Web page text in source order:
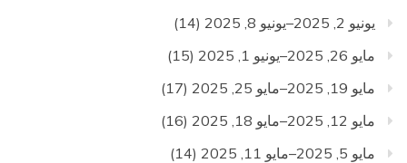
يونيو 2, 2025–يونيو 8, 2025
(14)
مايو 26, 2025–يونيو 1, 2025
(15)
مايو 19, 2025–مايو 25, 2025
(17)
مايو 12, 2025–مايو 18, 2025
(16)
مايو 5, 2025–مايو 11, 2025
(14)